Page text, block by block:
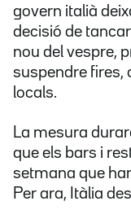
govern italià
decisió de
nou del vespre,
suspendre fires,
locals.
La mesura
que els bars i
setmana que
Per ara, Itàlia